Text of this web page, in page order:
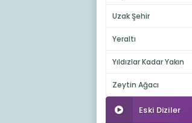
Uzak Şehir
Yeraltı
Yıldızlar Kadar Yakın
Zeytin Ağacı
Eski Diziler